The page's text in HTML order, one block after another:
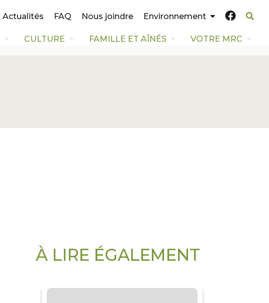
Actualités FAQ Nous joindre Environnement
CULTURE FAMILLE ET AÎNÉS VOTRE MRC
À LIRE ÉGALEMENT